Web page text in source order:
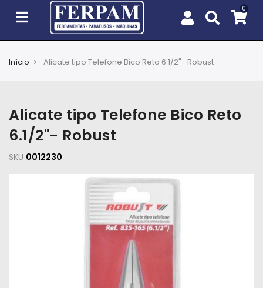
Jardim
EPIs
Início Alicate tipo Telefone Bico Reto 6.1/2"- Robust
Alicate tipo Telefone Bico Reto
6.1/2"- Robust
SKU 0012230